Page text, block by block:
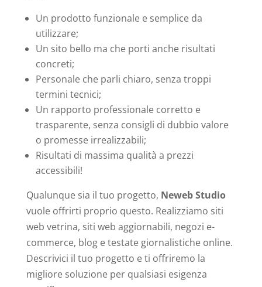
Un prodotto funzionale e semplice da
utilizzare;
Un sito bello ma che porti anche risultati
concreti;
Personale che parli chiaro, senza troppi
termini tecnici;
Un rapporto professionale corretto e
trasparente, senza consigli di dubbio valore
o promesse irrealizzabili;
Risultati di massima qualità a prezzi
accessibili!
Qualunque sia il tuo progetto, Neweb Studio
vuole offrirti proprio questo. Realizziamo siti
web vetrina, siti web aggiornabili, negozi e-
commerce, blog e testate giornalistiche online.
Descrivici il tuo progetto e ti offriremo la
migliore soluzione per qualsiasi esigenza